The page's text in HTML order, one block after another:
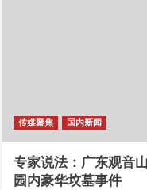
传媒聚焦 国内新闻
专家说法：广东观音
园内豪华坟墓事件